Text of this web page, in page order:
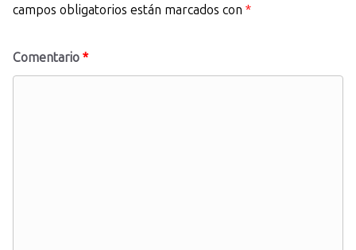
campos obligatorios están marcados con *
Comentario *